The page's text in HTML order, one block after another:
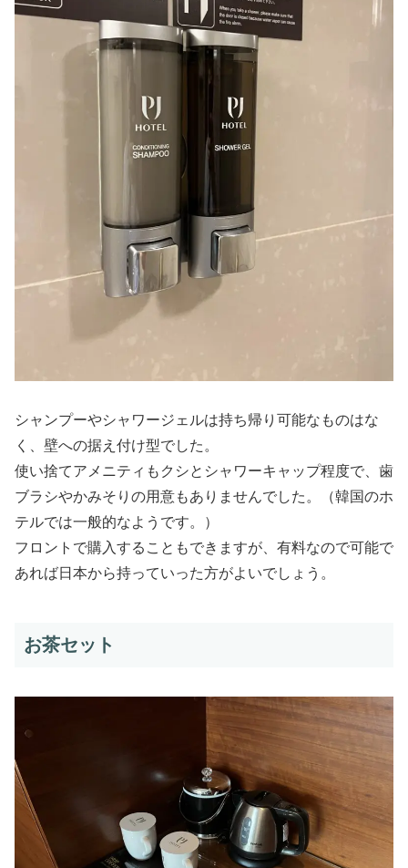
シャンプーやシャワージェルは持ち帰り可能なものはな
く、壁への据え付け型でした。
使い捨てアメニティもクシとシャワーキャップ程度で、歯
ブラシやかみそりの用意もありませんでした。（韓国のホ
テルでは一般的なようです。）
フロントで購入することもできますが、有料なので可能で
あれば日本から持っていった方がよいでしょう。
お茶セット